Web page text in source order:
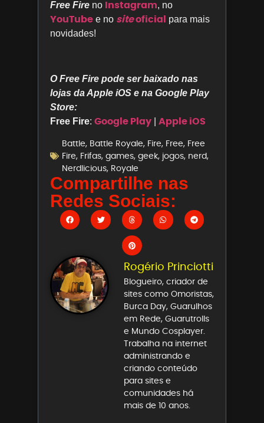
Free Fire no Instagram, no
YouTube e no siteoficial para mais
novidades!
O Free Fire pode ser baixado nas
lojas da Apple iOS e na Google Play
Store:
Free Fire: Google Play Apple iOS
Battle, Battle Royale, Fire, Free, Free
Fire, Frifas, games, geek, jogos, nerd,
Nerdlicious, Royale
Compartilhe nas
Redes Sociais:
Rogério Princiotti
Blogueiro, criador de
sites como Omoristas,
Burca Day, Guarulhos
em Rede, Guarutrolls
e Mundo Cosplayer.
Trabalha na internet
administrando e
criando conteúdo
para sites e
comunidades há
mais de 10 anos.